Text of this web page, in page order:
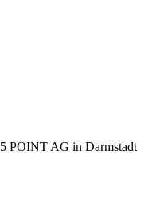
POINT AG in Darmstadt